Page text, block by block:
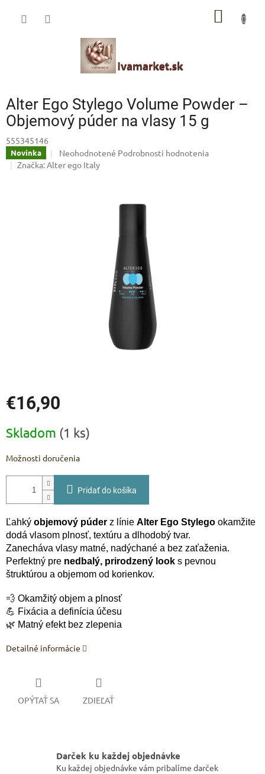
Alter Ego Stylego Volume Powder –
Objemový púder na vlasy 15 g
555345146
Novinka
Priemerné
hodnotenie
Neohodnotené Podrobnosti hodnotenia
Značka:Alter ego Italy
€16,90
cena:
Skladom (1 ks)
Možnosti doručenia
Pridať do košíka
Ľahký objemový púder z línie Alter Ego Stylego okamžite
dodá vlasom plnosť, textúru a dlhodobý tvar.
Zanecháva vlasy matné, nadýchané a bez zaťaženia.
Perfektný pre nedbalý, prirodzený look s pevnou
štruktúrou a objemom od korienkov.
💨 Okamžitý objem a plnosť
💪 Fixácia a definícia účesu
🌿 Matný efekt bez zlepenia
Detailné informácie
OPÝTAŤ SA ZDIEĽAŤ
Darček ku každej objednávke
Ku každej objednávke vám pribalíme darček
IVAMARKET poradca